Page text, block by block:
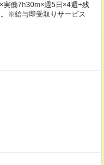
働7h30m×週5日×4週+残
※給与即受取りサービス